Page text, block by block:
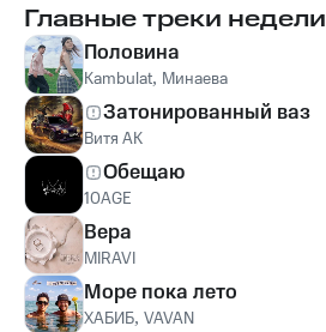
Главные треки недели
Половина
Kambulat, Минаева
Затонированный ваз
Витя АК
Обещаю
10AGE
Вера
MIRAVI
Море пока лето
ХАБИБ, VAVAN